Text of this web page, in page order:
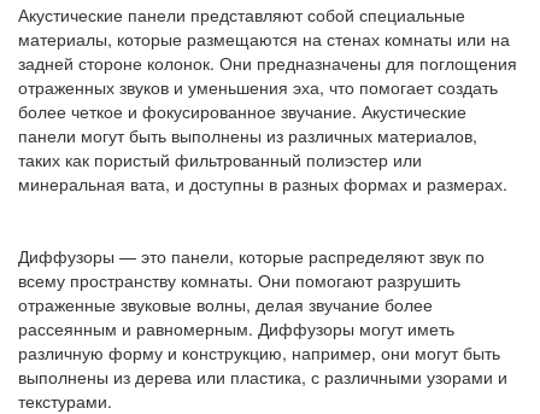
Акустические панели представляют собой специальные
материалы, которые размещаются на стенах комнаты или на
задней стороне колонок. Они предназначены для поглощения
отраженных звуков и уменьшения эха, что помогает создать
более четкое и фокусированное звучание. Акустические
панели могут быть выполнены из различных материалов,
таких как пористый фильтрованный полиэстер или
минеральная вата, и доступны в разных формах и размерах.
Диффузоры — это панели, которые распределяют звук по
всему пространству комнаты. Они помогают разрушить
отраженные звуковые волны, делая звучание более
рассеянным и равномерным. Диффузоры могут иметь
различную форму и конструкцию, например, они могут быть
выполнены из дерева или пластика, с различными узорами и
текстурами.